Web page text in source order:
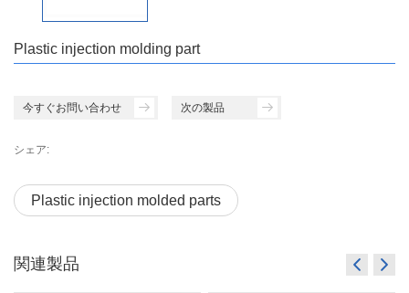
Plastic injection molding part
今すぐお問い合わせ 次の製品
シェア:
Plastic injection molded parts
関連製品